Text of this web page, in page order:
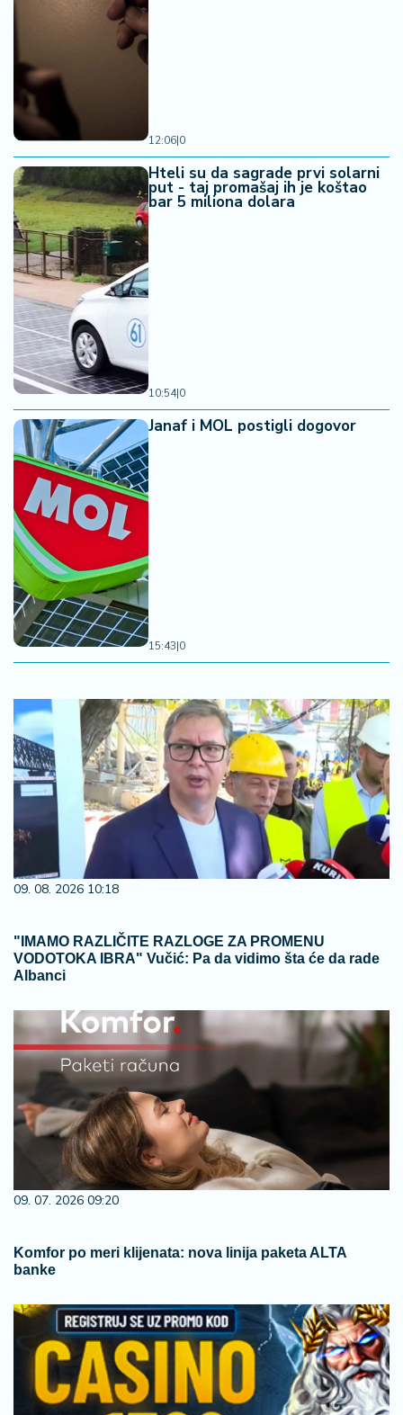
12:06|0
Hteli su da sagrade prvi solarni
put - taj promašaj ih je koštao
bar 5 miliona dolara
10:54|0
Janaf i MOL postigli dogovor
15:43|0
09. 08. 2026 10:18
"IMAMO RAZLIČITE RAZLOGE ZA PROMENU
VODOTOKA IBRA" Vučić: Pa da vidimo šta će da rade
Albanci
09. 07. 2026 09:20
Komfor po meri klijenata: nova linija paketa ALTA
banke